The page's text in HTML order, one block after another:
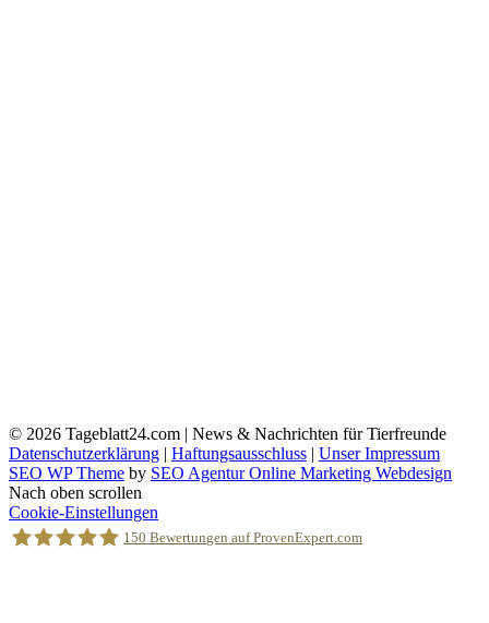
© 2026 Tageblatt24.com | News & Nachrichten für Tierfreunde
Datenschutzerklärung | Haftungsausschluss | Unser Impressum
SEO WP Theme by SEO Agentur Online Marketing Webdesign
Nach oben scrollen
Cookie-Einstellungen
150 Bewertungen auf ProvenExpert.com